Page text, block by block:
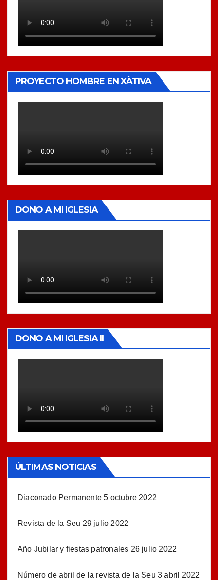
PROYECTO HOMBRE EN XÀTIVA
DONO A MI IGLESIA
DONO A MI IGLESIA II
ÚLTIMAS NOTICIAS
Diaconado Permanente 5 octubre 2022
Revista de la Seu 29 julio 2022
Año Jubilar y fiestas patronales 26 julio 2022
Número de abril de la revista de la Seu 3 abril 2022